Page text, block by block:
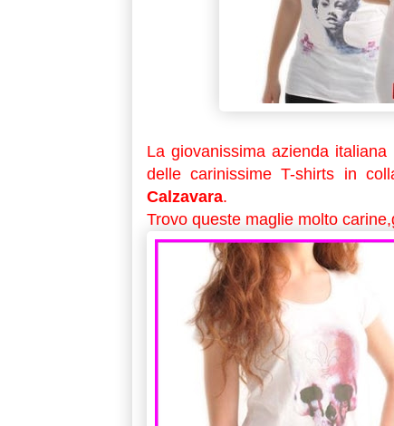
La giovanissima azienda italiana
delle carinissime T-shirts in
Calzavara.
Trovo queste maglie molto